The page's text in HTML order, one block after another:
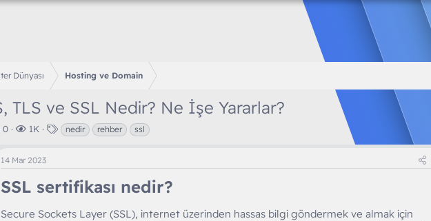
Dünyası Hosting ve Domain
TLS ve SSL Nedir? Ne İşe Yararlar?
C
a
l
r
0
G
ü
t
l
1K
E
t
e
nedir rehber ssl
14 Mar 2023
SSL sertifikası nedir?​
Secure Sockets Layer (SSL), internet üzerinden hassas bilgi göndermek ve almak için